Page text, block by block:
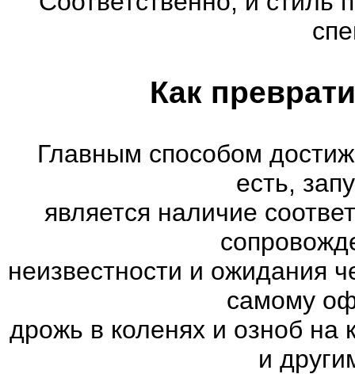
Как
Главным способом
есть,
является наличие
неизвестности и ожидания
самому
дрожь в коленях и озноб на
и